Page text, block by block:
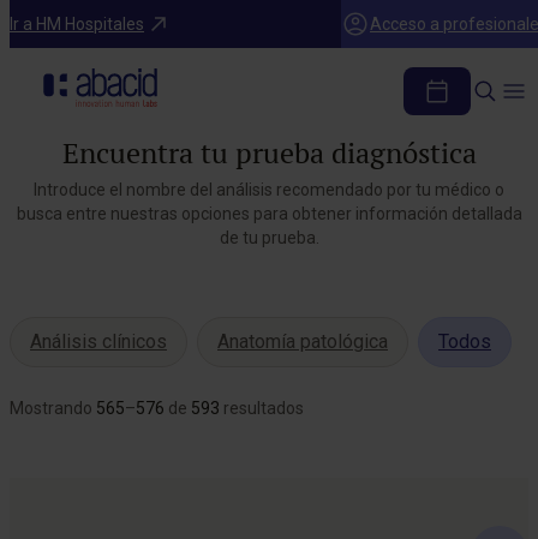
Ir a HM Hospitales Acceso a
Encuentra tu prueba diagnóstica
Introduce el nombre del análisis recomendado por tu médico o
busca entre nuestras opciones para obtener información detallada
de tu prueba.
Análisis clínicos Anatomía patológica Todos
Mostrando 565–576 de 593 resultados